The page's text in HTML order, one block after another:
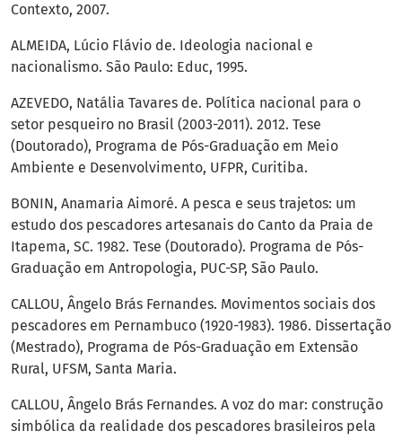
Contexto, 2007.
ALMEIDA, Lúcio Flávio de. Ideologia nacional e
nacionalismo. São Paulo: Educ, 1995.
AZEVEDO, Natália Tavares de. Política nacional para o
setor pesqueiro no Brasil (2003-2011). 2012. Tese
(Doutorado), Programa de Pós-Graduação em Meio
Ambiente e Desenvolvimento, UFPR, Curitiba.
BONIN, Anamaria Aimoré. A pesca e seus trajetos: um
estudo dos pescadores artesanais do Canto da Praia de
Itapema, SC. 1982. Tese (Doutorado). Programa de Pós-
Graduação em Antropologia, PUC-SP, São Paulo.
CALLOU, Ângelo Brás Fernandes. Movimentos sociais dos
pescadores em Pernambuco (1920-1983). 1986. Dissertação
(Mestrado), Programa de Pós-Graduação em Extensão
Rural, UFSM, Santa Maria.
CALLOU, Ângelo Brás Fernandes. A voz do mar: construção
simbólica da realidade dos pescadores brasileiros pela